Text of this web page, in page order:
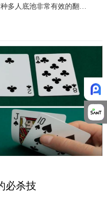
多人底池非常有效的翻牌
必杀技